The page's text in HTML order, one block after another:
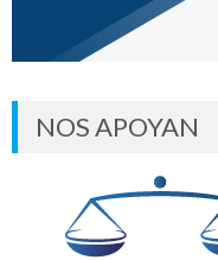
NOS APOYAN